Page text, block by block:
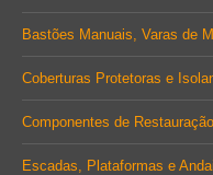
windowwindowwindow
Bastões Manuais, Varas de
Coberturas Protetoras e
Componentes de
Escadas, Plataformas e